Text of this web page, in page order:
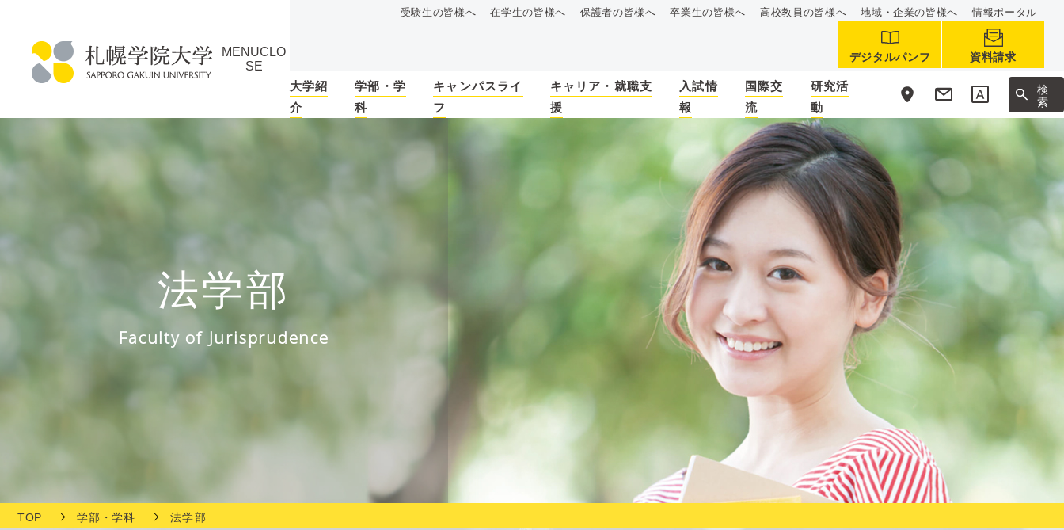
ュ
へ
幌
MENUCLO
SE
受験生の皆様へ 在学生の皆様へ 保護者の皆様へ 卒業生の皆様へ 高校教員の皆様へ 地域・企業の皆様へ 情報ポータル
デジタルパンフ 資料請求
大学紹
介
学部・学
科
キャンパスライ
フ
キャリア・就職支
援
入試情
報
国際交
流
研究活
動
サ
イ
ト
内
検
索
法学部
Faculty of Jurisprudence
TOP 学部・学科 法学部
ッ
に